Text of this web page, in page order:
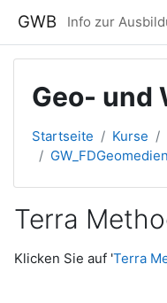
GWB Info zur
Geo- und
Startseite Kurse
Terra
Klicken Sie auf 'Terra